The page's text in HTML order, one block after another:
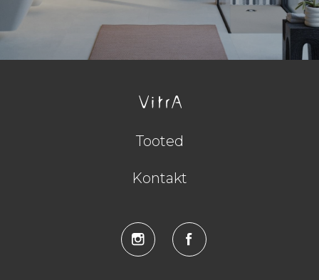
Tooted
Kontakt